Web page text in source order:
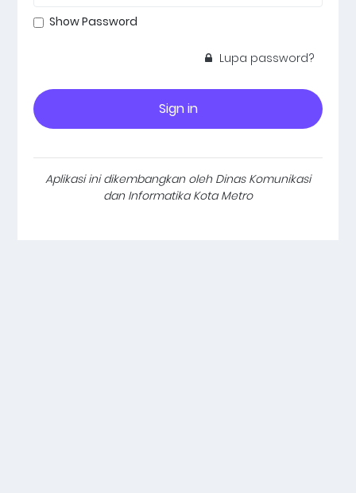
Show Password
Lupa password?
Sign in
Aplikasi ini dikembangkan oleh Dinas Komunikasi
dan Informatika Kota Metro